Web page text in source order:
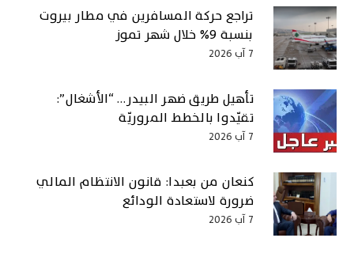
تراجع حركة المسافرين في مطار بيروت
بنسبة ٩% خلال شهر تموز
7 آب 2026
تأهيل طريق ضهر البيدر… “الأشغال”:
تقيّدوا بالخطط المروريّة
7 آب 2026
كنعان من بعبدا: قانون الانتظام المالي
ضرورة لاستعادة الودائع
7 آب 2026